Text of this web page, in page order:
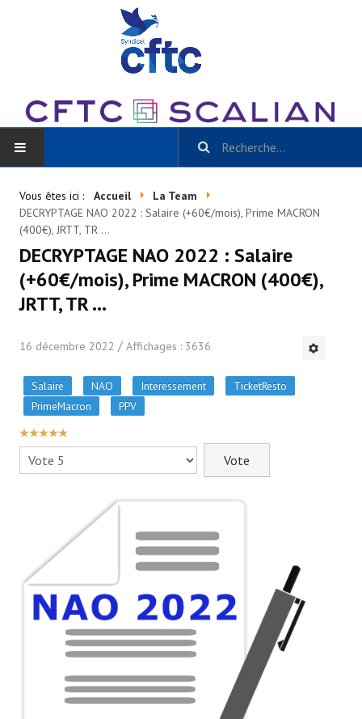
BLOG
Toutes les catégories
- Scalian Inside
- - Slidehow La Gazette SCALIAN
- Accords d'Entreprise
- Vos Droits
Recherche avancée
NEWSLET'IN
S'inscrire à la Newletter Linkedin
LA TEAM
Liens CFTC
Vous êtes ici : Accueil
La Team
DECRYPTAGE NAO 2022 : Salaire (+60€/mois), Prime MACRON
(400€), JRTT, TR ...
DECRYPTAGE NAO 2022 : Salaire
(+60€/mois), Prime MACRON (400€),
JRTT, TR ...
16 décembre 2022 Affichages : 3636
Salaire NAO Interessement
TicketResto
PrimeMacron
PPV
VOTE
UTILISATEUR:5/5
Veuillez
voter